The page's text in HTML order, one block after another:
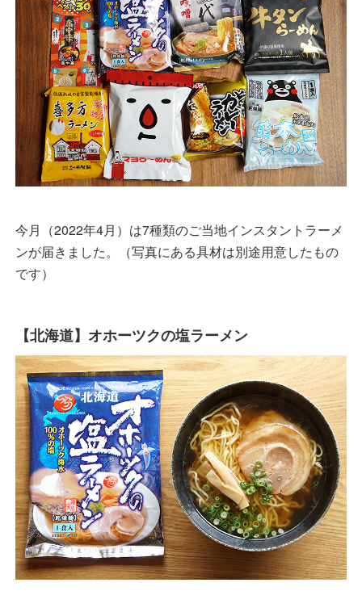
今月（2022年4月）は7種類のご当地インスタントラーメ
ンが届きました。（写真にある具材は別途用意したもの
です）
【北海道】オホーツクの塩ラーメン